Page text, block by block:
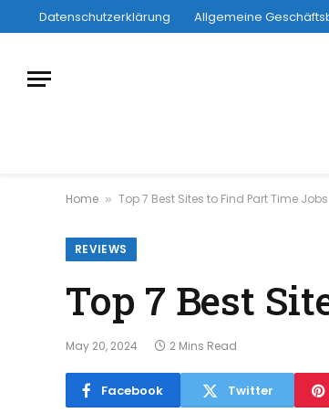
Datenschutzerklärung Allgemeine
Home » Top 7 Best Sites to Find Part Time Jobs
REVIEWS
Top 7 Best
May 20, 2024 2 Mins Read
Facebook Twitter